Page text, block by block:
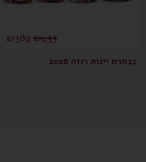
₪433
₪389
נבחרת יינות רוזה 2026